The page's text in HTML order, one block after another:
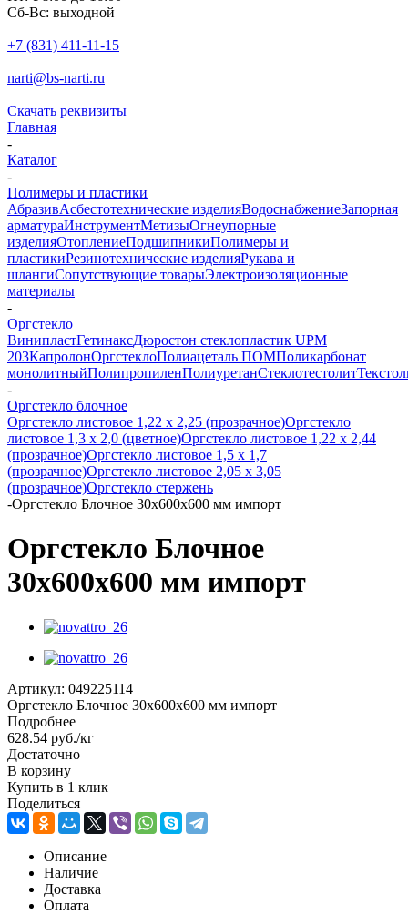
Сб-Вс: выходной
+7 (831) 411-11-15
narti@bs-narti.ru
Скачать реквизиты
Главная
-
Каталог
-
Полимеры и пластики
АбразивАсбестотехнические изделияВодоснабжениеЗапорная
арматураИнструментМетизыОгнеупорные
изделияОтоплениеПодшипникиПолимеры и
пластикиРезинотехнические изделияРукава и
шлангиСопутствующие товарыЭлектроизоляционные
материалы
-
Оргстекло
ВинипластГетинаксДюростон стеклопластик UPM
203КапролонОргстеклоПолиацеталь ПОМПоликарбонат
монолитныйПолипропиленПолиуретанСтеклотестолит
-
Оргстекло блочное
Оргстекло листовое 1,22 х 2,25 (прозрачное)Оргстекло
листовое 1,3 х 2,0 (цветное)Оргстекло листовое 1,22 х 2,44
(прозрачное)Оргстекло листовое 1,5 х 1,7
(прозрачное)Оргстекло листовое 2,05 х 3,05
(прозрачное)Оргстекло стержень
-Оргстекло Блочное 30х600х600 мм импорт
Оргстекло Блочное
30х600х600 мм импорт
Артикул: 049225114
Оргстекло Блочное 30х600х600 мм импорт
Подробнее
628.54 руб./кг
Достаточно
В корзину
Купить в 1 клик
Поделиться
Описание
Наличие
Доставка
Оплата